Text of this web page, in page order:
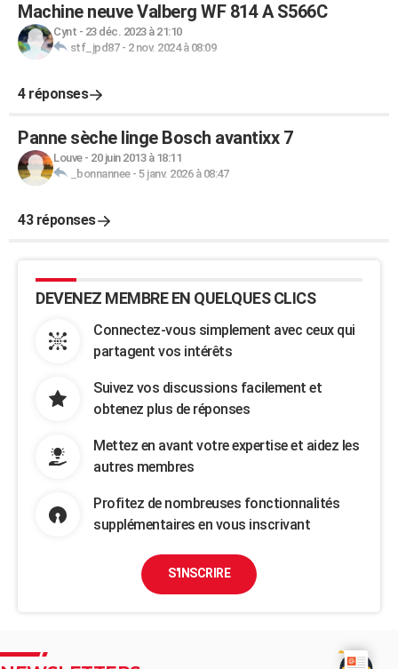
Machine neuve Valberg WF 814 A S566C
Cynt - 23 déc. 2023 à 21:10
stf_jpd87- 2 nov. 2024 à 08:09
4 réponses
Panne sèche linge Bosch avantixx 7
Louve- 20 juin 2013 à 18:11
_bonnannee- 5 janv. 2026 à 08:47
43 réponses
DEVENEZ MEMBRE EN QUELQUES CLICS
Connectez-vous simplement avec ceux qui
partagent vos intérêts
Suivez vos discussions facilement et
obtenez plus de réponses
Mettez en avant votre expertise et aidez les
autres membres
Profitez de nombreuses fonctionnalités
supplémentaires en vous inscrivant
S'INSCRIRE